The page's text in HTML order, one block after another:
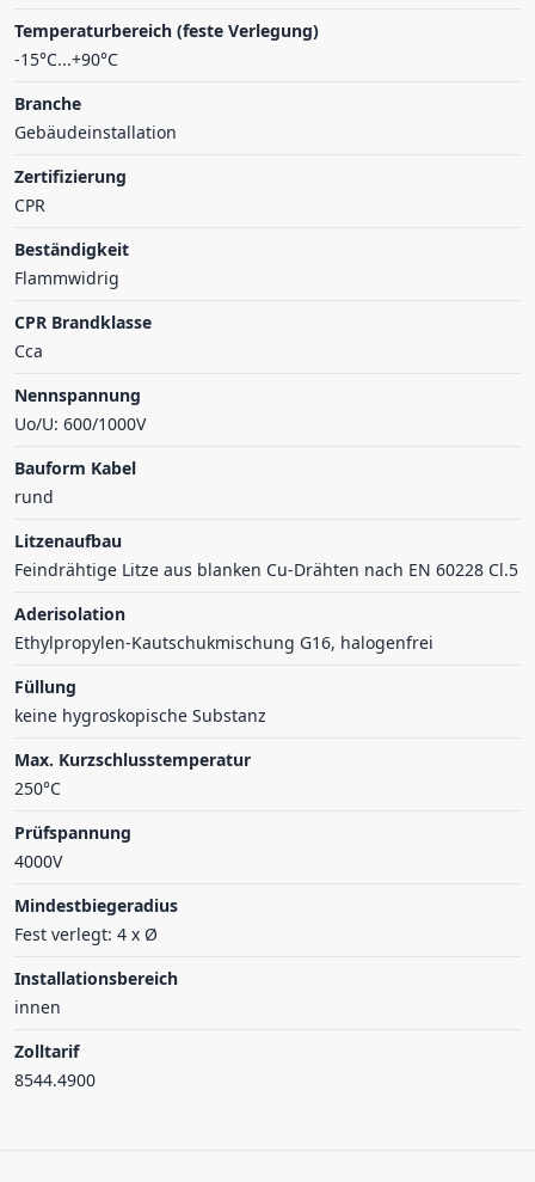
Temperaturbereich (feste Verlegung)
-15°C...+90°C
Branche
Gebäudeinstallation
Zertifizierung
CPR
Beständigkeit
Flammwidrig
CPR Brandklasse
Cca
Nennspannung
Uo/U: 600/1000V
Bauform Kabel
rund
Litzenaufbau
Feindrähtige Litze aus blanken Cu-Drähten nach EN 60228 Cl.5
Aderisolation
Ethylpropylen-Kautschukmischung G16, halogenfrei
Füllung
keine hygroskopische Substanz
Max. Kurzschlusstemperatur
250°C
Prüfspannung
4000V
Mindestbiegeradius
Fest verlegt: 4 x Ø
Installationsbereich
innen
Zolltarif
8544.4900